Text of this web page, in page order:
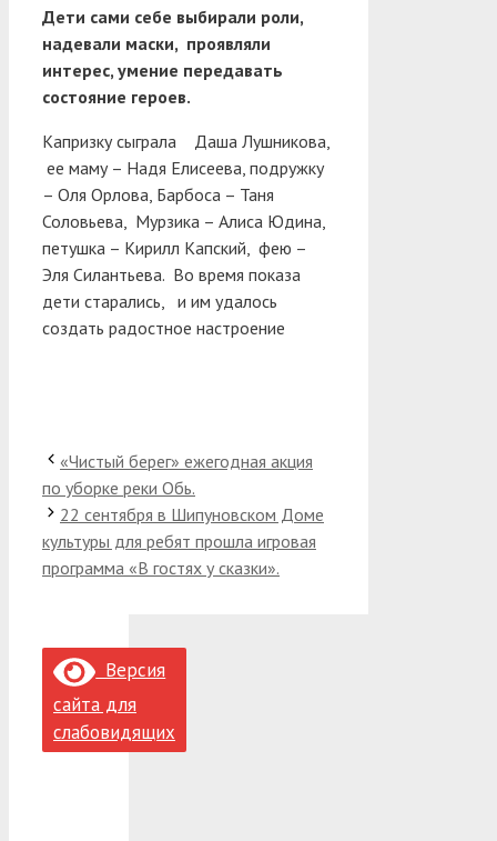
Дети сами себе выбирали роли,
надевали маски, проявляли
интерес, умение передавать
состояние героев.
Капризку сыграла Даша Лушникова,
ее маму – Надя Елисеева, подружку
– Оля Орлова, Барбоса – Таня
Соловьева, Мурзика – Алиса Юдина,
петушка – Кирилл Капский, фею –
Эля Силантьева. Во время показа
дети старались, и им удалось
создать радостное настроение
«Чистый берег» ежегодная акция
по уборке реки Обь.
22 сентября в Шипуновском Доме
культуры для ребят прошла игровая
программа «В гостях у сказки».
Версия
сайта для
слабовидящих